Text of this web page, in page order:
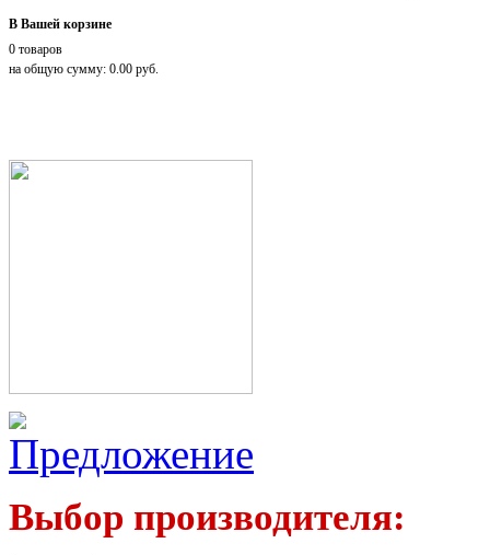
В Вашей корзине
0 товаров
на общую сумму: 0.00 руб.
Выбор производителя: